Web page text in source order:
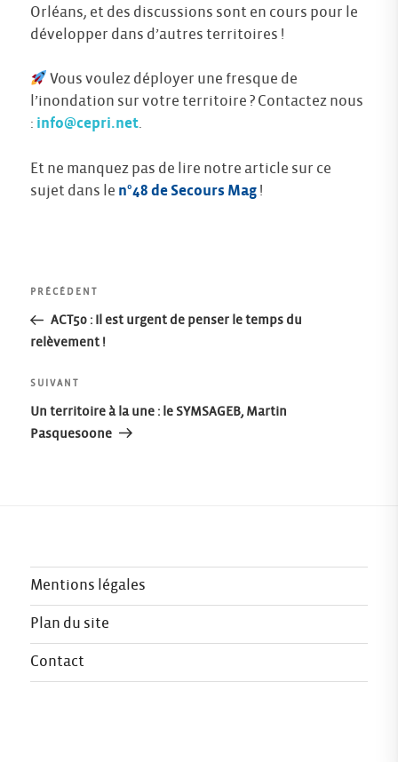
Orléans, et des discussions sont en cours pour le
développer dans d’autres territoires !
Vous voulez déployer une fresque de
l’inondation sur votre territoire ? Contactez nous
: info@cepri.net.
Et ne manquez pas de lire notre article sur ce
sujet dans le n°48 de Secours Mag !
Navigation
de
l’article
Article
précédent
PRÉCÉDENT
ACT50 : Il est urgent de penser le temps du
relèvement !
Article
suivant
SUIVANT
Un territoire à la une : le SYMSAGEB, Martin
Pasquesoone
Mentions légales
Plan du site
Contact